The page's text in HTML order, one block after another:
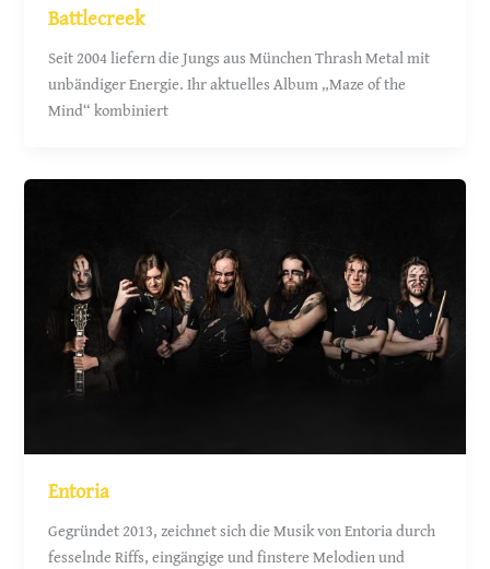
Battlecreek
Seit 2004 liefern die Jungs aus München Thrash Metal mit
unbändiger Energie. Ihr aktuelles Album „Maze of the
Mind“ kombiniert
Entoria
Gegründet 2013, zeichnet sich die Musik von Entoria durch
fesselnde Riffs, eingängige und finstere Melodien und